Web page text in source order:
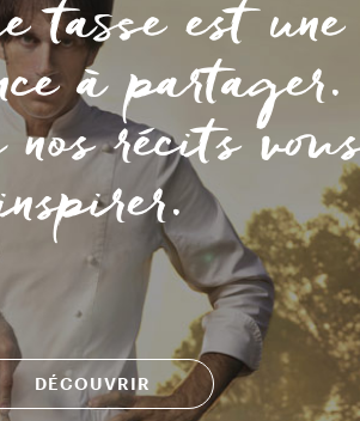
tasse est une
à partager.
récits
DÉCOUVRIR